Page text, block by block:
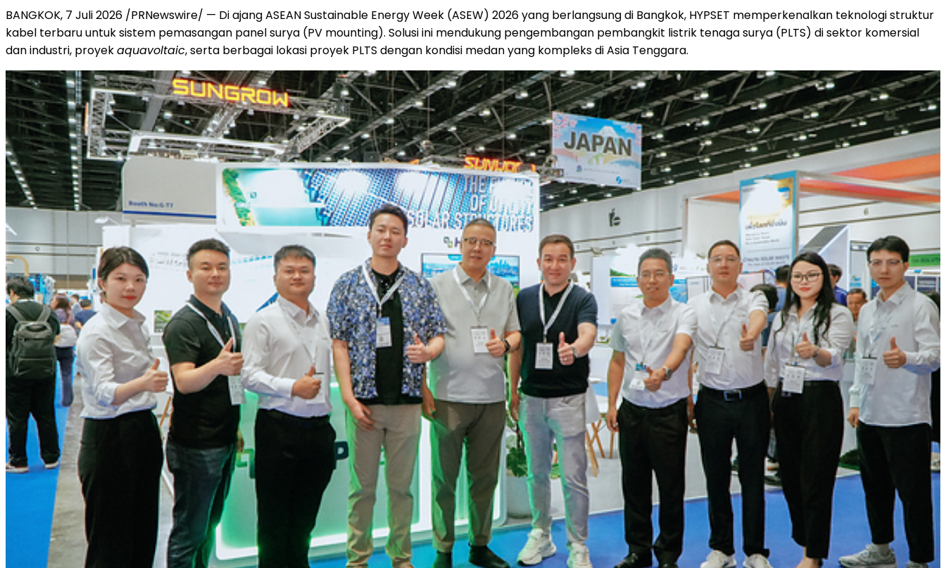
BANGKOK, 7 Juli 2026 /PRNewswire/ — Di ajang ASEAN Sustainable Energy Week (ASEW) 2026 yang berlangsung di Bangkok, HYPSET memperkenalkan teknologi struktur
kabel terbaru untuk sistem pemasangan panel surya (PV mounting). Solusi ini mendukung pengembangan pembangkit listrik tenaga surya (PLTS) di sektor komersial
dan industri, proyekaquavoltaic, serta berbagai lokasi proyek PLTS dengan kondisi medan yang kompleks di Asia Tenggara.